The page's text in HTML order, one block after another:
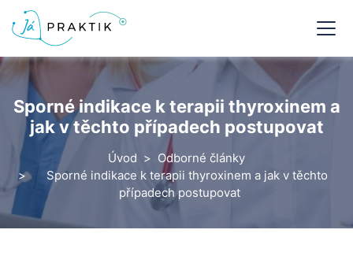
Sporné indikace k terapii thyroxinem a
jak v těchto případech postupovat
Úvod
Odborné články
Sporné indikace k terapii thyroxinem a jak v těchto
případech postupovat